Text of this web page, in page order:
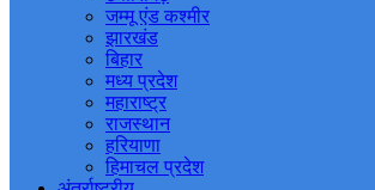
जम्मू एंड कश्मीर
झारखंड
बिहार
मध्य प्रदेश
महाराष्ट्र
राजस्थान
हरियाणा
हिमाचल प्रदेश